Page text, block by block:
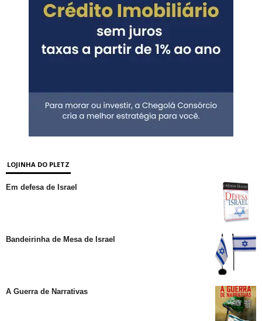
LOJINHA DO PLETZ
Em defesa de Israel
Bandeirinha de Mesa de Israel
A Guerra de Narrativas